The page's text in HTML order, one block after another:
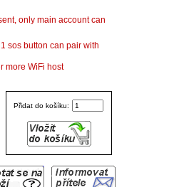
only main account can
sos button can pair with
more WiFi host
Přidat do košíku: